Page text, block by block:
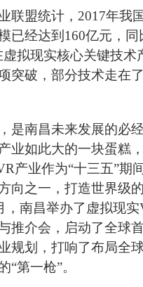
联盟统计，2017年我
已经达到160亿元，同
虚拟现实核心关键技术
突破，部分技术走在
是南昌未来发展的必经
业如此大的一块蛋糕
产业作为“十三五”期
向之一，打造世界级
，南昌举办了虚拟现
推介会，启动了全球
规划，打响了布局全
“第一枪”。